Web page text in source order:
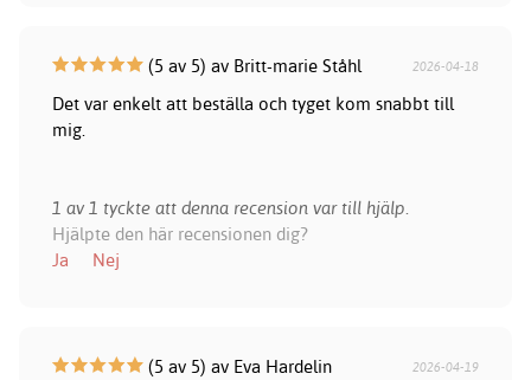
(5 av 5) av Britt-marie Ståhl 2026-04-18
Det var enkelt att beställa och tyget kom snabbt till
mig.
1 av 1 tyckte att denna recension var till hjälp.
Hjälpte den här recensionen dig?
Ja
Nej
(5 av 5) av Eva Hardelin 2026-04-19